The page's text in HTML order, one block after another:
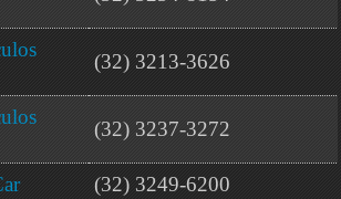
(32) 3213-3626
(32) 3237-3272
(32) 3249-6200